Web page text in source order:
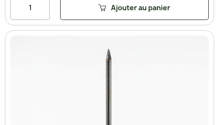
Ajouter au panier